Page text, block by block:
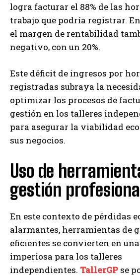
logra facturar el 88% de las
trabajo que podría registrar.
el margen de rentabilidad
negativo, con un 20%.
Este déficit de ingresos por
registradas subraya la
optimizar los procesos de
gestión en los talleres
para asegurar la viabilidad
sus negocios.
Uso de
gestión
En este contexto de pérdidas
alarmantes, herramientas de
eficientes se convierten en
imperiosa para los talleres
independientes. TallerGP se